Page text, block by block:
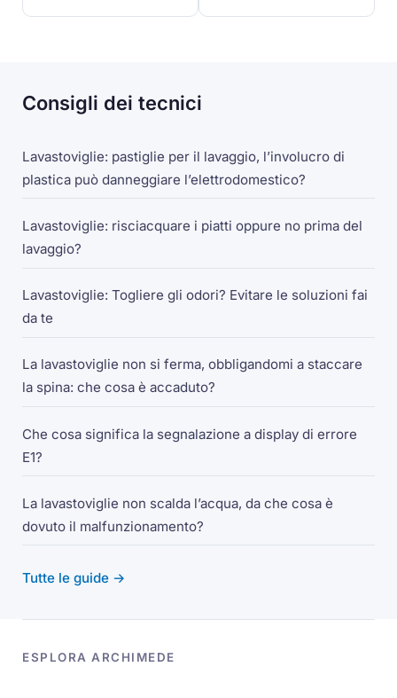
Consigli dei tecnici
Lavastoviglie: pastiglie per il lavaggio, l’involucro di
plastica può danneggiare l’elettrodomestico?
Lavastoviglie: risciacquare i piatti oppure no prima del
lavaggio?
Lavastoviglie: Togliere gli odori? Evitare le soluzioni fai
da te
La lavastoviglie non si ferma, obbligandomi a staccare
la spina: che cosa è accaduto?
Che cosa significa la segnalazione a display di errore
E1?
La lavastoviglie non scalda l’acqua, da che cosa è
dovuto il malfunzionamento?
Tutte le guide →
ESPLORA ARCHIMEDE